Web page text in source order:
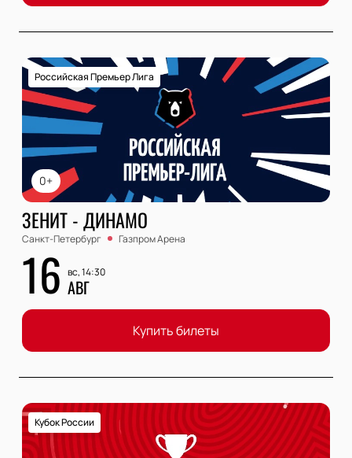
0+
Российская Премьер Лига
ЗЕНИТ - ДИНАМО
Санкт-Петербург Газпром Арена
16 вс, 14:30
АВГ
Купить билеты
Кубок России